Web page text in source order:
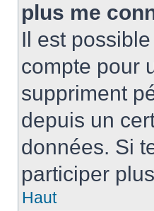
plus me
Il est
compte pour
suppriment
depuis un
données. Si
participer
Haut